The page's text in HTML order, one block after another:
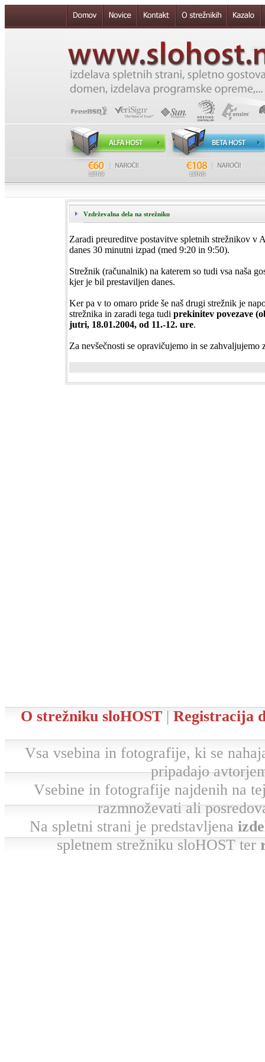
Vzdrževalna dela na strežniku
Zaradi preureditve postavitve spletnih strežnikov v
danes 30 minutni izpad (med 9:20 in 9:50).
Strežnik (računalnik) na katerem so tudi vsa naša
kjer je bil prestaviljen danes.
Ker pa v to omaro pride še naš drugi strežnik je
strežnika in zaradi tega tudi prekinitev povezave
jutri, 18.01.2004, od 11.-12. ure.
Za nevšečnosti se opravičujemo in se zahvaljujemo
O strežniku sloHOST| Registracija
Vsa vsebina in fotografije, ki se
pripadajo
Vsebine in fotografije najdenih na
razmnoževati ali
Na spletni strani je predstavljena
spletnem strežniku sloHOST ter